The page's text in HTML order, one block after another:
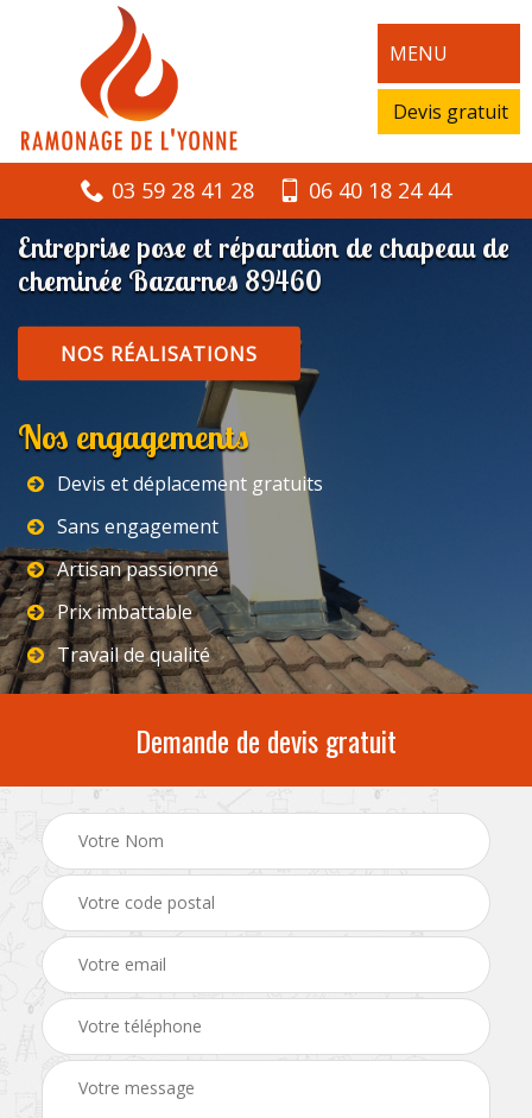
MENU
Devis gratuit
03 59 28 41 28 06 40 18 24 44
Entreprise pose et réparation de chapeau de
cheminée Bazarnes 89460
NOS RÉALISATIONS
Nos engagements
Devis et déplacement gratuits
Sans engagement
Artisan passionné
Prix imbattable
Travail de qualité
Demande de devis gratuit